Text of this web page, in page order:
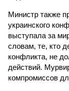
Министр также
украинского
выступала за
словам, те, кто
конфликта, не
действий.
компромиссов